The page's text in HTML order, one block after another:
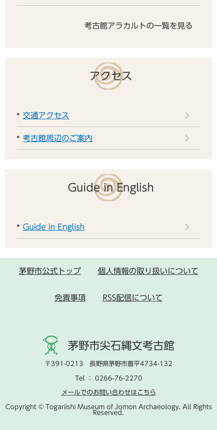
考古館アラカルトの一覧を見る
アクセス
交通アクセス
考古館周辺のご案内
Guide in English
Guide in English
茅野市公式トップ 個人情報の取り扱いについて
免責事項 RSS配信について
茅野市尖石縄文考古館
〒391-0213 長野県茅野市豊平4734-132
Tel ： 0266-76-2270
メールでのお問い合わせはこちら
Copyright © Togariishi Museum of Jomon Archaeology. All Rights
Reserved.